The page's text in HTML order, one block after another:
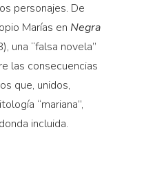
personajes. De
Marías en Negra
una “falsa novela”
las consecuencias
que, unidos,
“mariana”,
incluida.